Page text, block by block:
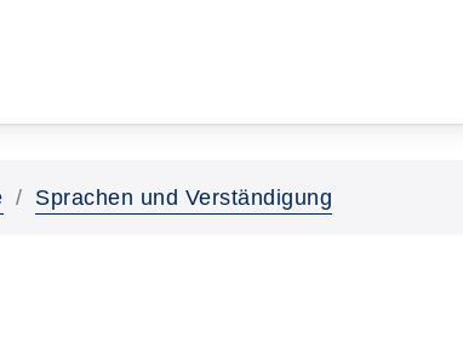
Sprachen und Verständigung